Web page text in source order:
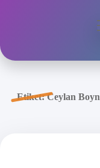
Anasayfa
Etiket:Ceylan